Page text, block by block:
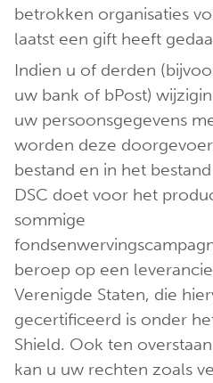
betrokken organisaties
laatst een gift heeft
Indien u of derden
uw bank of bPost)
uw persoonsgegevens
worden deze
bestand en in het bestand
DSC doet voor het
sommige
beroep op een
Verenigde Staten, die
gecertificeerd is onder
Shield. Ook ten
kan u uw rechten zoals